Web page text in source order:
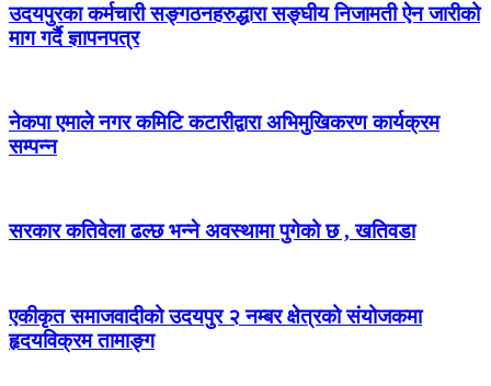
उदयपुरका कर्मचारी सङ्गठनहरुद्धारा सङ्घीय निजामती ऐन जारीको
माग गर्दै ज्ञापनपत्र
नेकपा एमाले नगर कमिटि कटारीद्वारा अभिमुखिकरण कार्यक्रम
सम्पन्न
सरकार कतिवेला ढल्छ भन्ने अवस्थामा पुगेको छ , खतिवडा
एकीकृत समाजवादीको उदयपुर २ नम्बर क्षेत्रको संयोजकमा
हृदयविक्रम तामाङ्ग